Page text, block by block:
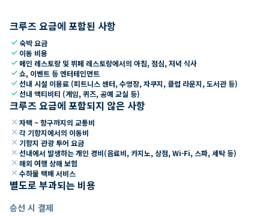
크루즈 요금에 포함된 사항
check숙박 요금
check 이동 비용
check 메인 레스토랑 및 뷔페 레스토랑에서의 아침, 점심, 저녁 식사
check쇼, 이벤트 등 엔터테인먼트
check선내 시설 이용료 (피트니스 센터, 수영장, 자쿠지, 클럽 라운지, 도서관 등)
check선내 액티비티 (게임, 퀴즈, 공예 교실 등)
크루즈 요금에 포함되지 않은 사항
close 자택 ~ 항구까지의 교통비
close 각 기항지에서의 이동비
close 기항지 관광 투어 요금
close 선내에서 발생하는 개인 경비(음료비, 카지노, 상점, Wi-Fi, 스파, 세탁 등)
close 해외 여행 상해 보험
close 수하물 택배 서비스
별도로 부과되는 비용
승선 시 결제